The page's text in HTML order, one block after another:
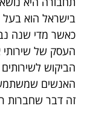
בישראל הוא בעל
כאשר מדי שנה
העסק של שירותי
הביקוש
האנשים
זה דבר שחברות